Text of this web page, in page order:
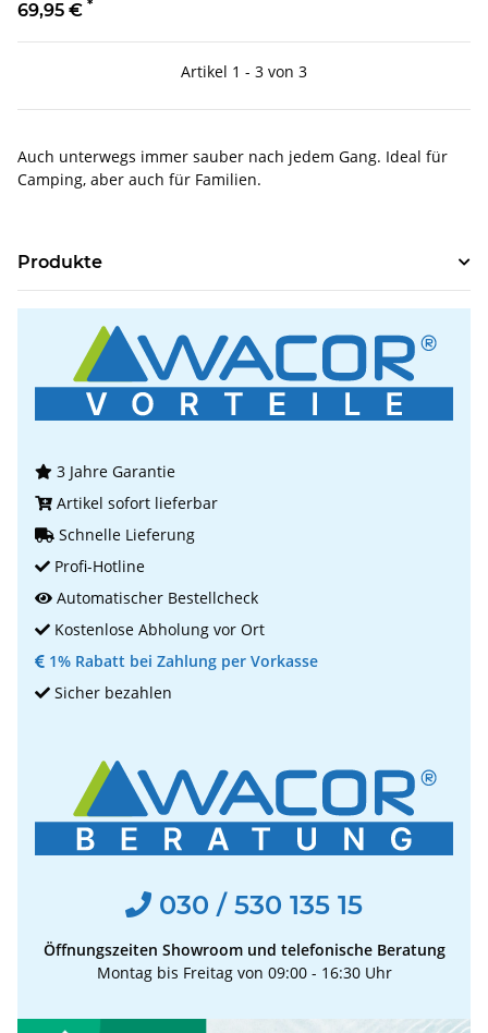
69,95 € *
Artikel 1 - 3 von 3
Auch unterwegs immer sauber nach jedem Gang. Ideal für
Camping, aber auch für Familien.
Produkte
3 Jahre Garantie
Artikel sofort lieferbar
Schnelle Lieferung
Profi-Hotline
Automatischer Bestellcheck
Kostenlose Abholung vor Ort
1% Rabatt bei Zahlung per Vorkasse
Sicher bezahlen
030 / 530 135 15
Öffnungszeiten Showroom und telefonische Beratung
Montag bis Freitag von 09:00 - 16:30 Uhr